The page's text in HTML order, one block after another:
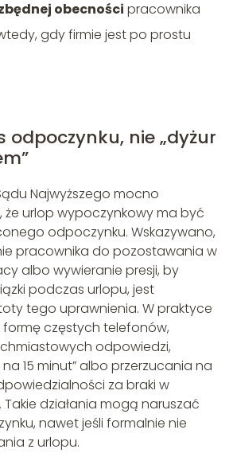
obecności pracownika
gdy firmie jest po prostu
odpoczynku, nie „dyżur
Najwyższego mocno
że urlop wypoczynkowy ma być
odpoczynku. Wskazywano,
pracownika do pozostawania w
albo wywieranie presji, by
podczas urlopu, jest
tego uprawnienia. W praktyce
częstych telefonów,
odpowiedzi,
15 minut” albo przerzucania na
za braki w
działania mogą naruszać
nawet jeśli formalnie nie
z urlopu.